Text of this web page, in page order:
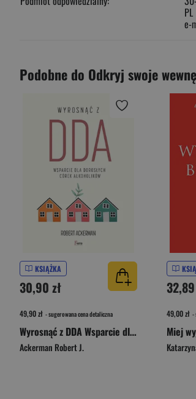
PL
e-
Podobne do Odkryj swoje
KSIĄŻKA
30,90 zł
49,90 zł - sugerowana cena detaliczna
Wyrosnąć z DDA Wsparcie dla dorosłych córek alkoholików
Ackerman Robert J.
49,00 zł -